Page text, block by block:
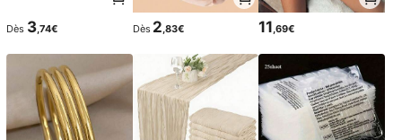
Dès 3,74€ Dès 2,83€ 11,69€